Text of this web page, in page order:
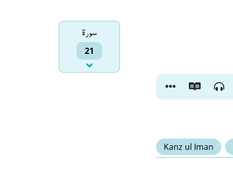
سورۃ
21
Kanz ul Iman